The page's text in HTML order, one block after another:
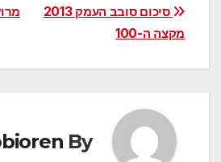
ניווט
סיכום סובב העמק 2013
מקצה ה-100
By